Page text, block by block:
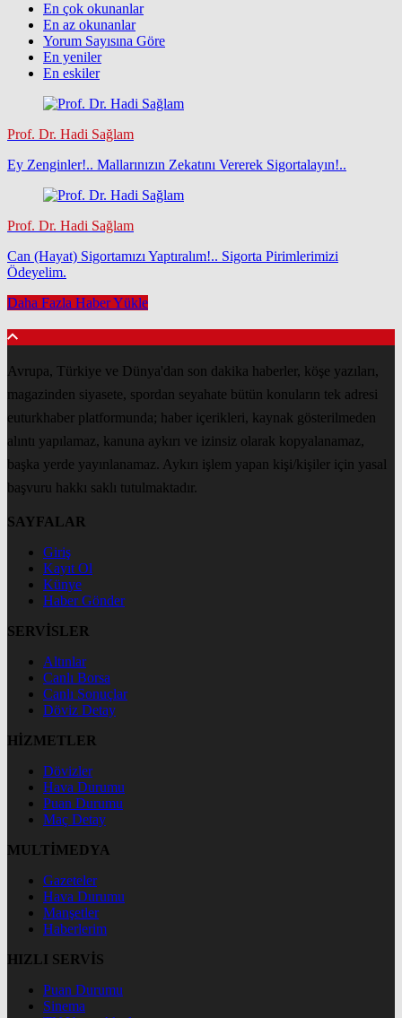
En çok okunanlar
En az okunanlar
Yorum Sayısına Göre
En yeniler
En eskiler
Prof. Dr. Hadi Sağlam
Ey Zenginler!.. Mallarınızın Zekatını Vererek Sigortalayın!..
Prof. Dr. Hadi Sağlam
Can (Hayat) Sigortamızı Yaptıralım!.. Sigorta Pirimlerimizi
Ödeyelim.
Daha Fazla Haber Yükle
Avrupa, Türkiye ve Dünya'dan son dakika haberler, köşe yazıları,
magazinden siyasete, spordan seyahate bütün konuların tek adresi
euturkhaber platformunda; haber içerikleri, kaynak gösterilmeden
alıntı yapılamaz, kanuna aykırı ve izinsiz olarak kopyalanamaz,
başka yerde yayınlanamaz. Aykırı işlem yapan kişi/kişiler için yasal
başvuru hakkı saklı tutulmaktadır.
SAYFALAR
Giriş
Kayıt Ol
Künye
Haber Gönder
SERVİSLER
Altınlar
Canlı Borsa
Canlı Sonuçlar
Döviz Detay
HİZMETLER
Dövizler
Hava Durumu
Puan Durumu
Maç Detay
MULTİMEDYA
Gazeteler
Hava Durumu
Manşetler
Haberlerim
HIZLI SERVİS
Puan Durumu
Sinema